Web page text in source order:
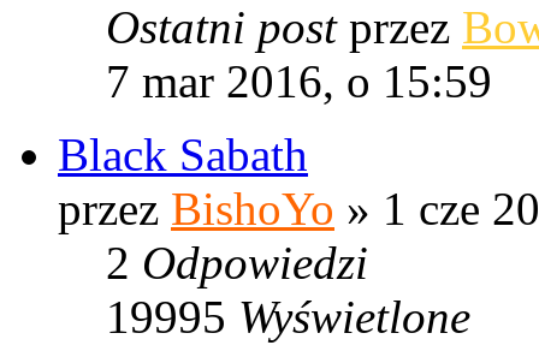
Ostatni post przez
7 mar 2016, o 15:59
Black Sabath
przez BishoYo » 1 cze
2 Odpowiedzi
19995 Wyświetlone